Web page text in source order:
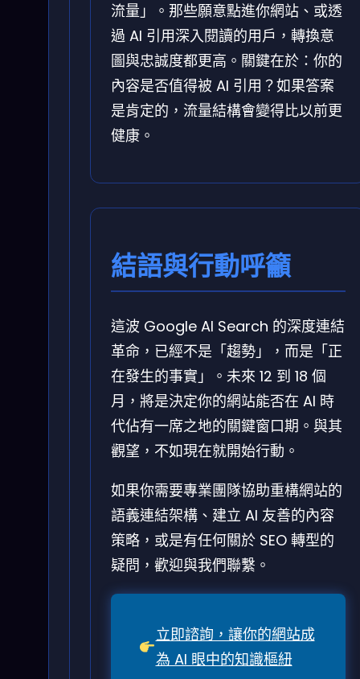
流量」。那些願意點進你網站、或透
過 AI 引用深入閱讀的用戶，轉換意
圖與忠誠度都更高。關鍵在於：你的
內容是否值得被 AI 引用？如果答案
是肯定的，流量結構會變得比以前更
健康。
結語與行動呼籲
這波 Google AI Search 的深度連結
革命，已經不是「趨勢」，而是「正
在發生的事實」。未來 12 到 18 個
月，將是決定你的網站能否在 AI 時
代佔有一席之地的關鍵窗口期。與其
觀望，不如現在就開始行動。
如果你需要專業團隊協助重構網站的
語義連結架構、建立 AI 友善的內容
策略，或是有任何關於 SEO 轉型的
疑問，歡迎與我們聯繫。
立即諮詢，讓你的網站成
為 AI 眼中的知識樞紐